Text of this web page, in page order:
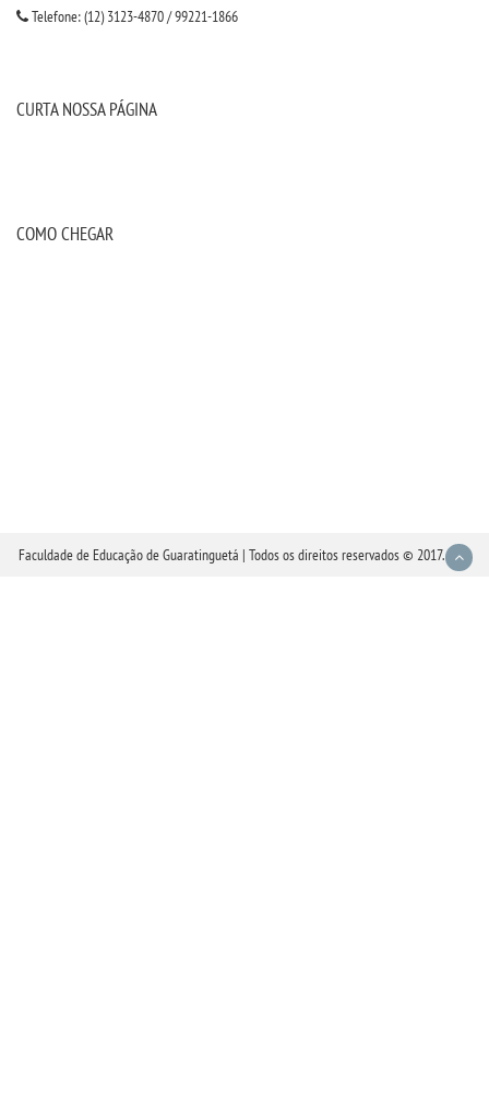
Telefone: (12) 3123-4870 / 99221-1866
CURTA NOSSA PÁGINA
COMO CHEGAR
Faculdade de Educação de Guaratinguetá | Todos os direitos reservados © 2017.